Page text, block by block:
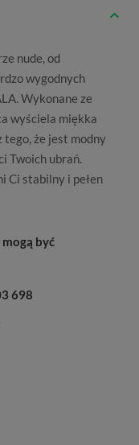
nude, od
wygodnych
. Wykonane ze
wyściela miękka
tego, że jest modny
Twoich ubrań.
Ci stabilny i pełen
być
698